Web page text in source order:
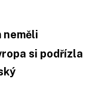
neměli
si podřízla